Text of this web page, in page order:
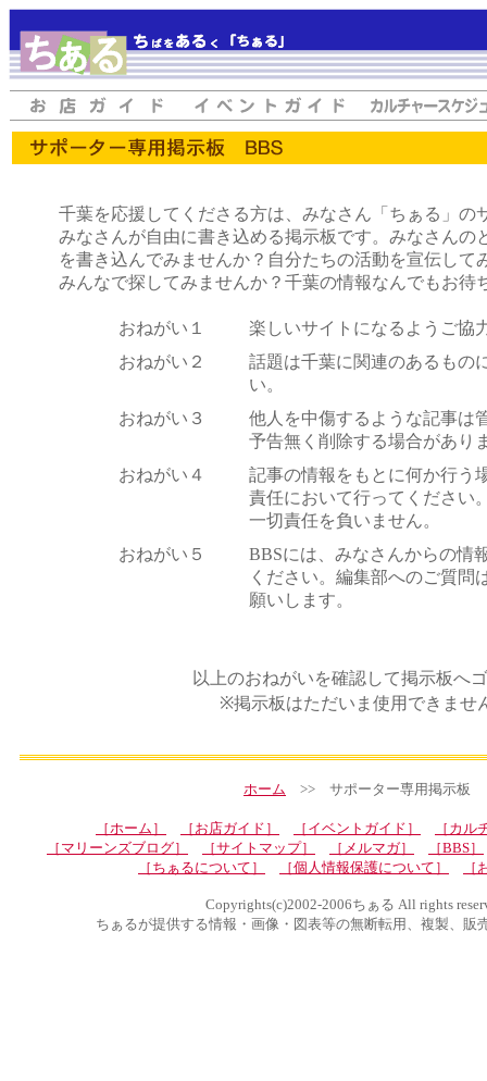
千葉を応援してくださる方は、みなさん「ちぁる」の
みなさんが自由に書き込める掲示板です。みなさんの
を書き込んでみませんか？自分たちの活動を宣伝して
みんなで探してみませんか？千葉の情報なんでもお待
おねがい１
楽しいサイトになるようご協
おねがい２
話題は千葉に関連のあるもの
い。
おねがい３
他人を中傷するような記事は
予告無く削除する場合があり
おねがい４
記事の情報をもとに何か行う
責任において行ってください
一切責任を負いません。
おねがい５
BBSには、みなさんからの情
ください。編集部へのご質問
願いします。
以上のおねがいを確認して掲示板へ
※掲示板はただいま使用できませ
ホーム >> サポーター専用掲示板
［ホーム］ ［お店ガイド］ ［イベントガイド］
［カル
［マリーンズブログ］
［サイトマップ］ ［メルマガ］
［BBS］
［ちぁるについて］
［個人情報保護について］ ［
Copyrights(c)2002-2006ちぁる All rights
ちぁるが提供する情報・画像・図表等の無断転用、複製、販